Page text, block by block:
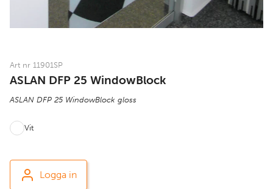
Art nr 11901SP
ASLAN DFP 25 WindowBlock
ASLAN DFP 25 WindowBlock gloss
Vit
Logga in